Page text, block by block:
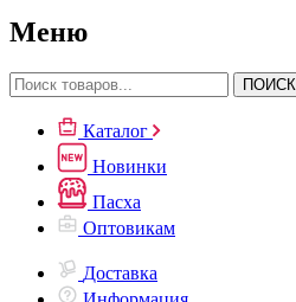
Меню
ПОИСК
Каталог
Новинки
Пасха
Оптовикам
Доставка